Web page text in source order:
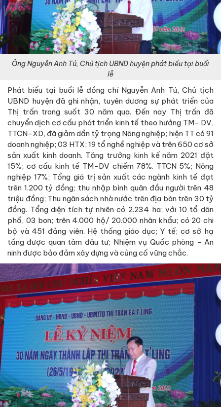
Ông Nguyễn Anh Tú, Chủ tịch UBND huyện phát biểu tại buổi
lễ
Phát biểu tại buổi lễ đồng chí Nguyễn Anh Tú, Chủ tịch
UBND huyện đã ghi nhận, tuyên dương sự phát triển của
Thị trấn trong suốt 30 năm qua. Đến nay Thị trấn đã
chuyển dịch cơ cấu phát triển kinh tế theo hướng TM- DV,
TTCN-XD, đã giảm dần tỷ trọng Nông nghiệp; hiện TT có 91
doanh nghiệp; 03 HTX; 19 tổ nghề nghiệp và trên 650 cơ sở
sản xuất kinh doanh. Tăng trưởng kinh kế năm 2021 đặt
15%; cơ cấu kinh tế TM-DV chiếm 78%. TTCN 5%; Nông
nghiệp 17%; Tổng giá trị sản xuất các ngành kinh tế đạt
trên 1.200 tỷ đồng; thu nhập bình quân đầu người trên 48
triệu đồng; Thu ngân sách nhà nước trên địa bàn trên 30 tỷ
đồng. Tổng diện tích tự nhiên có 2.234 ha; với 10 tổ dân
phố, 03 bon; trên 4.000 hộ/ 20.000 nhân khẩu; có 20 chi
bộ và 451 đảng viên. Hệ thống giáo dục; Y tế; cơ sở hạ
tầng được quan tâm đâu tư; Nhiệm vụ Quốc phòng - An
ninh được bảo đảm xây dựng và củng cố vững chắc.